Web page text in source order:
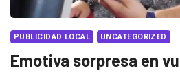
PUBLICIDAD LOCAL UNCATEGORIZED
Emotiva sorpresa en